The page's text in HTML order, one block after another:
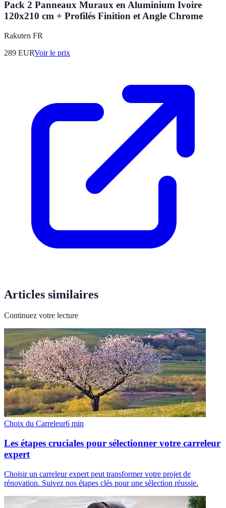
Pack 2 Panneaux Muraux en Aluminium Ivoire
120x210 cm + Profilés Finition et Angle Chrome
Rakuten FR
289 EURVoir le prix
Articles similaires
Continuez votre lecture
Choix du Carreleur6 min
Les étapes cruciales pour sélectionner votre carreleur
expert
Choisir un carreleur expert peut transformer votre projet de
rénovation. Suivez nos étapes clés pour une sélection réussie.